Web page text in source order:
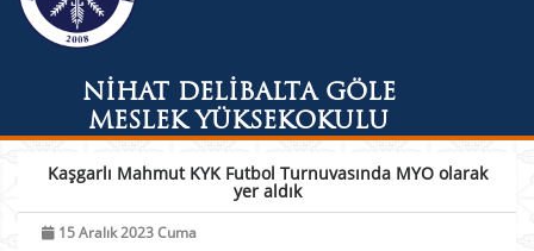
NİHAT DELİBALTA GÖLE
MESLEK YÜKSEKOKULU
Kaşgarlı Mahmut KYK Futbol Turnuvasında MYO olarak
yer aldık
15 Aralık 2023 Cuma